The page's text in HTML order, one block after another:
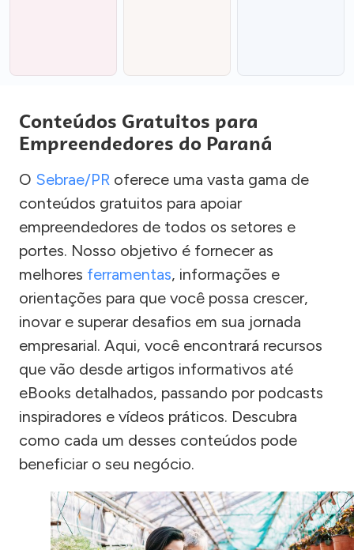
Conteúdos Gratuitos para
Empreendedores do Paraná
O Sebrae/PR oferece uma vasta gama de
conteúdos gratuitos para apoiar
empreendedores de todos os setores e
portes. Nosso objetivo é fornecer as
melhores ferramentas, informações e
orientações para que você possa crescer,
inovar e superar desafios em sua jornada
empresarial. Aqui, você encontrará recursos
que vão desde artigos informativos até
eBooks detalhados, passando por podcasts
inspiradores e vídeos práticos. Descubra
como cada um desses conteúdos pode
beneficiar o seu negócio.